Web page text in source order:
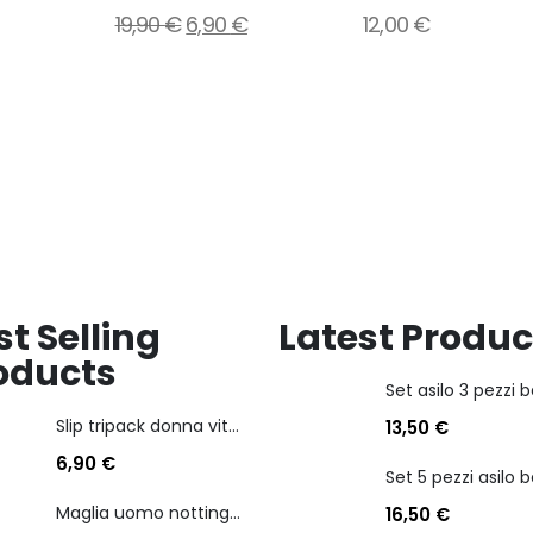
Aggiungi
19,90€6,90 €
Aggiungi
12,00 €
Selling
Slip tripack donna vita bassa cotonella art 3165 in cotone elasticizzato
6,90 €
Maglia uomo nottingham in caldo cotone scollo a v manica lunga
Latest
13,50 €
16,50 €